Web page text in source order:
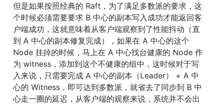
但是如果按照经典的 Raft，为了满足多数派的要求，这
个时候必须需要要求 B 中心的副本写入成功才能返回客
户端成功，这就意味着从客户端观察到了性能抖动（直
到 A 中心的副本修复完成），如果在 A 中心的这个
Node 挂掉的时候，马上在 A 中心找台健康的 Node 作
为 witness，添加到这个不健康的组中，这时候对于写
入来说，只需要完成 A 中心的副本（Leader） + A 中
心的 Witness，即可达到多数派，就省去了同步到 B 中
心走一圈的延迟，从客户端的观察来说，系统并不会出